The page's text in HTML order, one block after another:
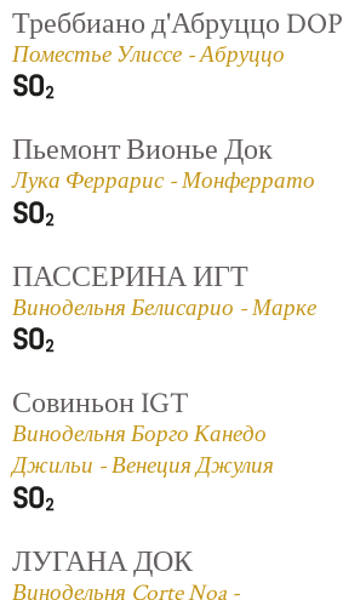
Треббиано д'Абруццо DOP
Поместье Улиссе - Абруццо
Пьемонт Вионье Док
Лука Феррарис - Монферрато
ПАССЕРИНА ИГТ
Винодельня Белисарио - Марке
Совиньон IGT
Винодельня Борго Канедо
Джильи - Венеция Джулия
ЛУГАНА ДОК
Винодельня Corte Noa -